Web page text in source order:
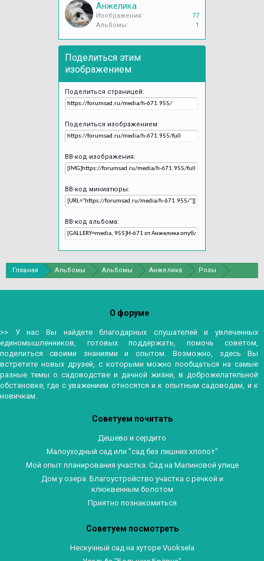
Анжелика
Изображения:
77
Альбомы:
1
Поделиться этим
изображением
Поделиться страницей:
Поделиться изображением:
BB-код изображения:
BB-код миниатюры:
BB-код альбома:
Главная Альбомы Альбомы Анжелика Розы
О форуме
>> У нас Вы найдете благодарных слушателей и увлеченных
единомышленников, готовых поддержать, помочь советом,
поделиться своими знаниями и опытом. Возможно, здесь Вы
встретите новых друзей, с которыми можно пообщаться на самые
разные темы о садоводстве и дачной жизни, в доброжелательной
обстановке, где с уважением относятся и к опытным садоводам, и к
новичкам.
Советуем почитать
Дешево и сердито
Малоуходный сад или "сад без лишних хлопот"
Мой опыт планирования участка. Сад на Малиновой улице
Дом у озера. Благоустройство участка с речкой и
клюквенным болотом
Приятно познакомиться
Советуем посмотреть
Нескучный сад на хуторе Vuoksela